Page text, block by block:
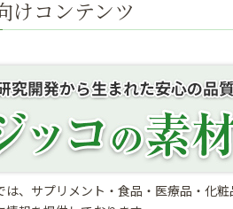
けコンテンツ
は、サプリメント・食品・医療品・化